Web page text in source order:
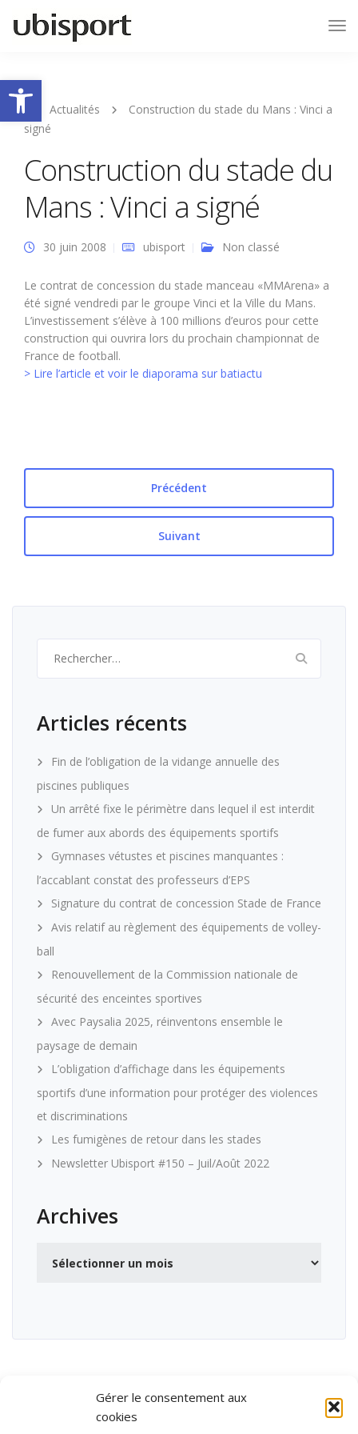
Ouvrir la barre d’outils
Gérer le consentement aux
cookies
Actualités
Construction du stade du Mans : Vinci a
signé
Construction du stade du
Mans : Vinci a signé
30 juin 2008 ubisport Non classé
Le contrat de concession du stade manceau «MMArena» a
été signé vendredi par le groupe Vinci et la Ville du Mans.
L’investissement s’élève à 100 millions d’euros pour cette
construction qui ouvrira lors du prochain championnat de
France de football.
> Lire l’article et voir le diaporama sur batiactu
Précédent
Suivant
Articles récents
Fin de l’obligation de la vidange annuelle des
piscines publiques
Un arrêté fixe le périmètre dans lequel il est interdit
de fumer aux abords des équipements sportifs
Gymnases vétustes et piscines manquantes :
l’accablant constat des professeurs d’EPS
Signature du contrat de concession Stade de France
Avis relatif au règlement des équipements de volley-
ball
Renouvellement de la Commission nationale de
sécurité des enceintes sportives
Avec Paysalia 2025, réinventons ensemble le
paysage de demain
L’obligation d’affichage dans les équipements
sportifs d’une information pour protéger des violences
et discriminations
Les fumigènes de retour dans les stades
Newsletter Ubisport #150 – Juil/Août 2022
Archives